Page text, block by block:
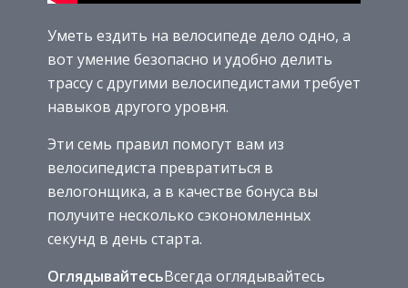
Уметь ездить на велосипеде дело одно, а
вот умение безопасно и удобно делить
трассу с другими велосипедистами требует
навыков другого уровня.
Эти семь правил помогут вам из
велосипедиста превратиться в
велогонщика, а в качестве бонуса вы
получите несколько сэкономленных
секунд в день старта.
ОглядывайтесьВсегда оглядывайтесь